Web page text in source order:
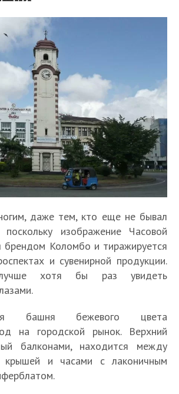
даже тем, кто еще не бывал
изображение Часовой
брендом Коломбо и тиражируется
и сувенирной продукции.
хотя бы раз увидеть
башня бежевого цвета
на городской рынок. Верхний
балконами, находится между
крышей и часами с лаконичным